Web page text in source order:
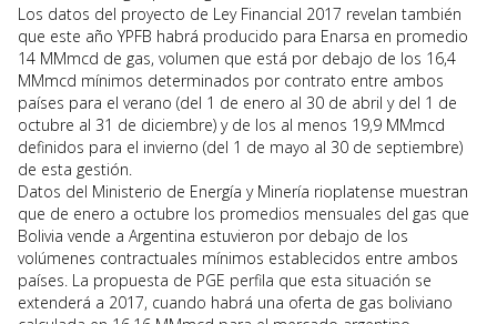
Los datos del proyecto de Ley Financial 2017 revelan también
que este año YPFB habrá producido para Enarsa en promedio
14 MMmcd de gas, volumen que está por debajo de los 16,4
MMmcd mínimos determinados por contrato entre ambos
países para el verano (del 1 de enero al 30 de abril y del 1 de
octubre al 31 de diciembre) y de los al menos 19,9 MMmcd
definidos para el invierno (del 1 de mayo al 30 de septiembre)
de esta gestión.
Datos del Ministerio de Energía y Minería rioplatense muestran
que de enero a octubre los promedios mensuales del gas que
Bolivia vende a Argentina estuvieron por debajo de los
volúmenes contractuales mínimos establecidos entre ambos
países. La propuesta de PGE perfila que esta situación se
extenderá a 2017, cuando habrá una oferta de gas boliviano